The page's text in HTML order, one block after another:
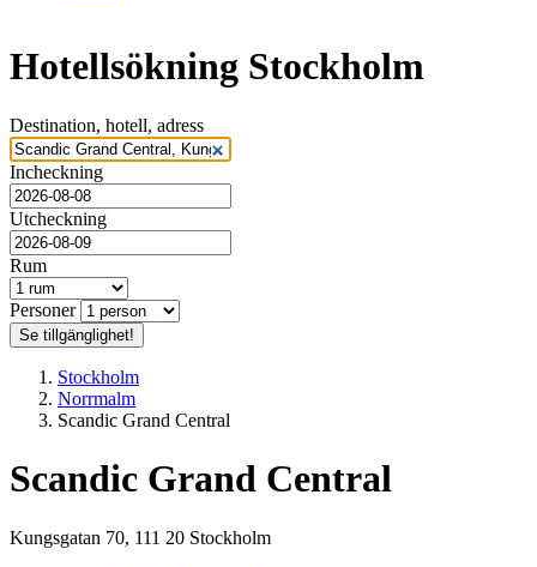
Scandic Grand Central
Husdjur tillåtna
Läs mer nedan
Hotellsökning Stockholm
Destination, hotell, adress
Incheckning
Utcheckning
Rum
Personer
Se tillgänglighet!
Stockholm
Norrmalm
Scandic Grand Central
Scandic Grand Central
Kungsgatan 70, 111 20 Stockholm